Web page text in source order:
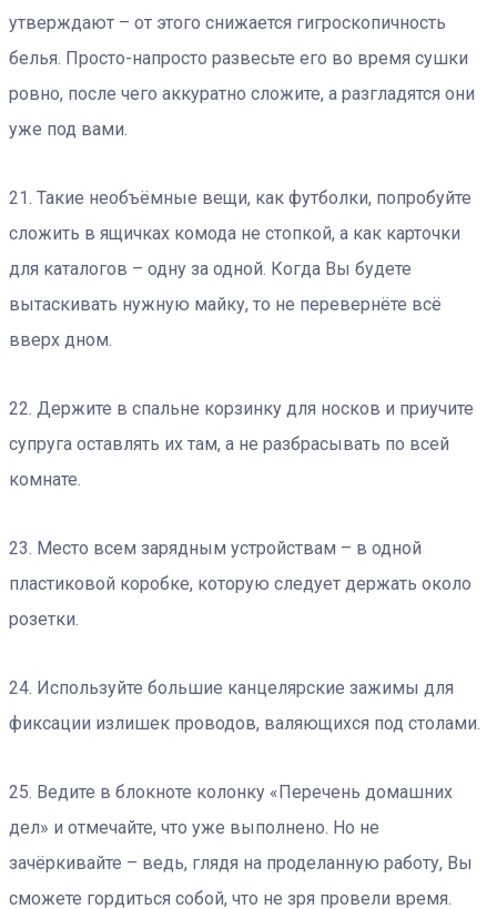
утверждают – от этого снижается гигроскопичность
белья. Просто-напросто развесьте его во время сушки
ровно, после чего аккуратно сложите, а разгладятся они
уже под вами.
21. Такие необъёмные вещи, как футболки, попробуйте
сложить в ящичках комода не стопкой, а как карточки
для каталогов – одну за одной. Когда Вы будете
вытаскивать нужную майку, то не перевернёте всё
вверх дном.
22. Держите в спальне корзинку для носков и приучите
супруга оставлять их там, а не разбрасывать по всей
комнате.
23. Место всем зарядным устройствам – в одной
пластиковой коробке, которую следует держать около
розетки.
24. Используйте большие канцелярские зажимы для
фиксации излишек проводов, валяющихся под столами.
25. Ведите в блокноте колонку «Перечень домашних
дел» и отмечайте, что уже выполнено. Но не
зачёркивайте – ведь, глядя на проделанную работу, Вы
сможете гордиться собой, что не зря провели время.